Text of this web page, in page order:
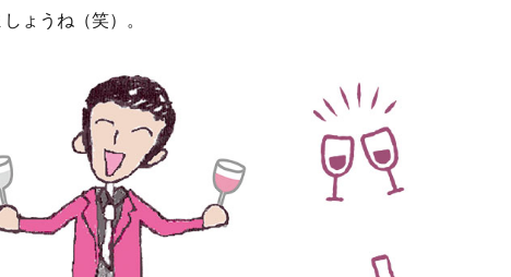
ょうね（笑）。